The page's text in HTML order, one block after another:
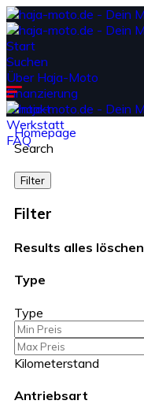
Start
Suchen
Über Haja-Moto
Finanzierung
Kontakt
Werkstatt
FAQ
Homepage
Search
Filter
Filter
Results alles löschen
Type
Type
Kilometerstand
Antriebsart